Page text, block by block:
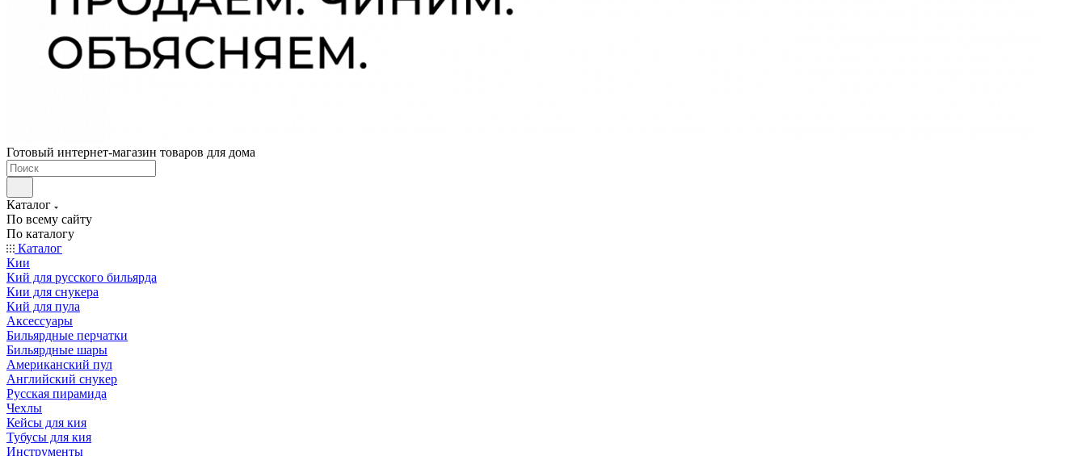
Готовый интернет-магазин товаров для дома
Каталог
По всему сайту
По каталогу
Каталог
Кии
Кий для русского бильярда
Кии для снукера
Кий для пула
Аксессуары
Бильярдные перчатки
Бильярдные шары
Американский пул
Английский снукер
Русская пирамида
Чехлы
Кейсы для кия
Тубусы для кия
Инструменты